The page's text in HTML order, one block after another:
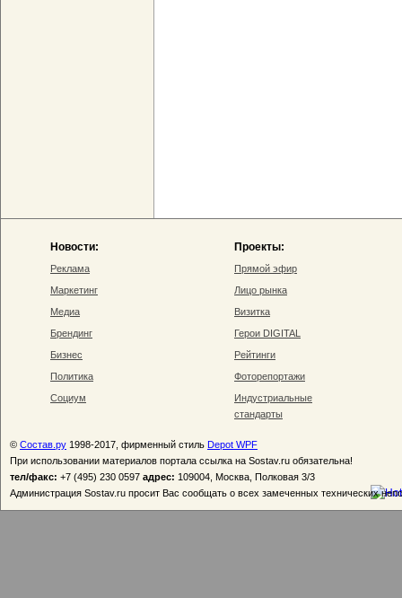
Новости:
Реклама
Маркетинг
Медиа
Брендинг
Бизнес
Политика
Социум
Проекты:
Прямой эфир
Лицо рынка
Визитка
Герои DIGITAL
Рейтинги
Фоторепортажи
Индустриальные
стандарты
© Состав.ру 1998-2017, фирменный стиль Depot WPF
При использовании материалов портала ссылка на Sostav.ru обязательна!
тел/факс: +7 (495) 230 0597 адрес: 109004, Москва, Полковая 3/3
Администрация Sostav.ru просит Вас сообщать о всех замеченных технических